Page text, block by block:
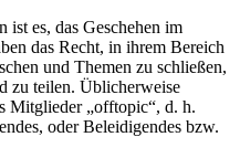
ist es, das Geschehen im
das Recht, in ihrem Bereich
und Themen zu schließen,
zu teilen. Üblicherweise
Mitglieder „offtopic“, d. h.
oder Beleidigendes bzw.